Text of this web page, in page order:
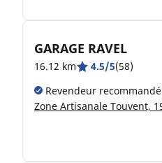
GARAGE RAVEL
16.12 km 4.5/5(58)
Revendeur recommandé